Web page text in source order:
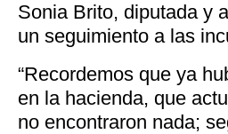
Sonia Brito, diputada y
un seguimiento a las
“Recordemos que ya
en la hacienda, que
no encontraron nada;